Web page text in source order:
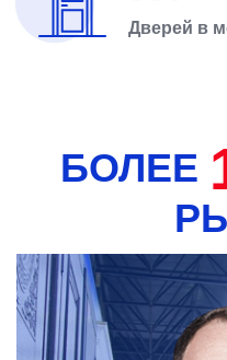
Дверей в
БОЛЕЕ